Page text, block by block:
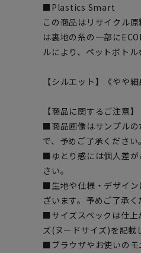
■Plastics Smart
この商品はリサイクル
は裏地の糸の一部に
ルにより、ペットボトル
【シルエット】《やや
【商品に関するご注意】
■商品画像はサンプルの
で、予めご了承ください。
■ゆとり感には個人差が
さい。
■生地や仕様・デザイン
ざいます。予めご了承く
■サイズスペックは仕上
ズ(ヌードサイズ)を記載
■ブラウザやお使いのモ